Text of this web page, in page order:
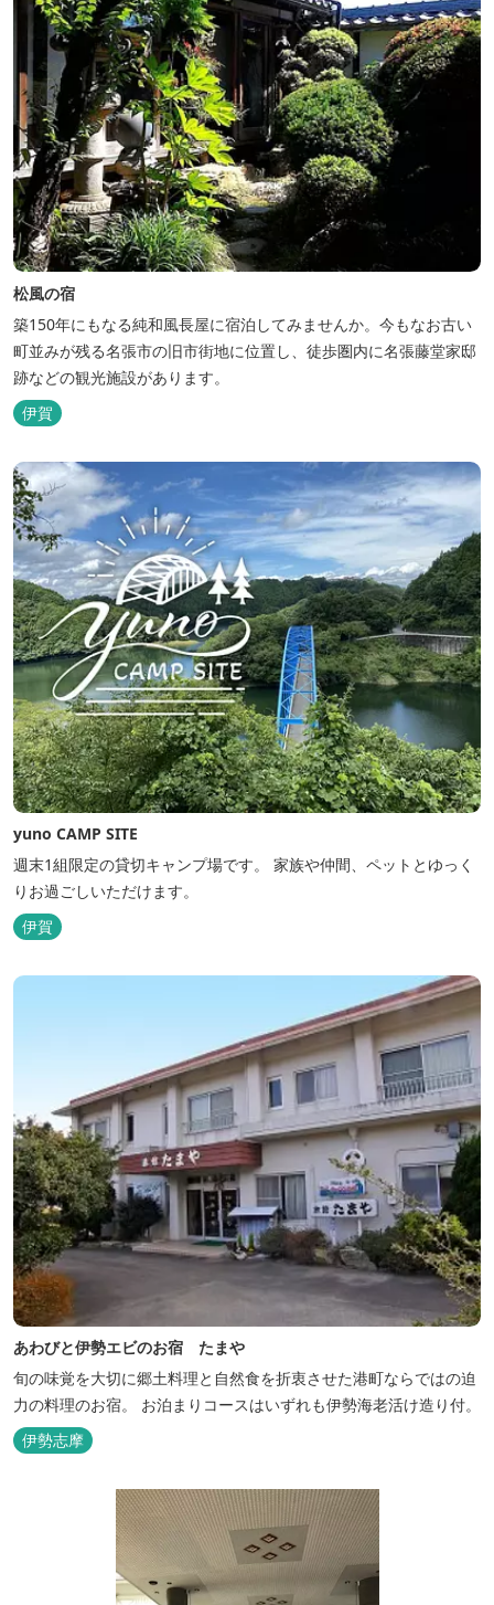
松風の宿
築150年にもなる純和風長屋に宿泊してみませんか。今もなお古い
町並みが残る名張市の旧市街地に位置し、徒歩圏内に名張藤堂家邸
跡などの観光施設があります。
伊賀
yuno CAMP SITE
週末1組限定の貸切キャンプ場です。 家族や仲間、ペットとゆっく
りお過ごしいただけます。
伊賀
あわびと伊勢エビのお宿 たまや
旬の味覚を大切に郷土料理と自然食を折衷させた港町ならではの迫
力の料理のお宿。 お泊まりコースはいずれも伊勢海老活け造り付。
伊勢志摩